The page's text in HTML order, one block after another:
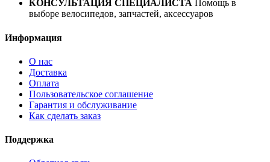
КОНСУЛЬТАЦИЯ СПЕЦИАЛИСТА Помощь в
выборе велосипедов, запчастей, аксессуаров
Информация
О нас
Доставка
Оплата
Пользовательское соглашение
Гарантия и обслуживание
Как сделать заказ
Поддержка